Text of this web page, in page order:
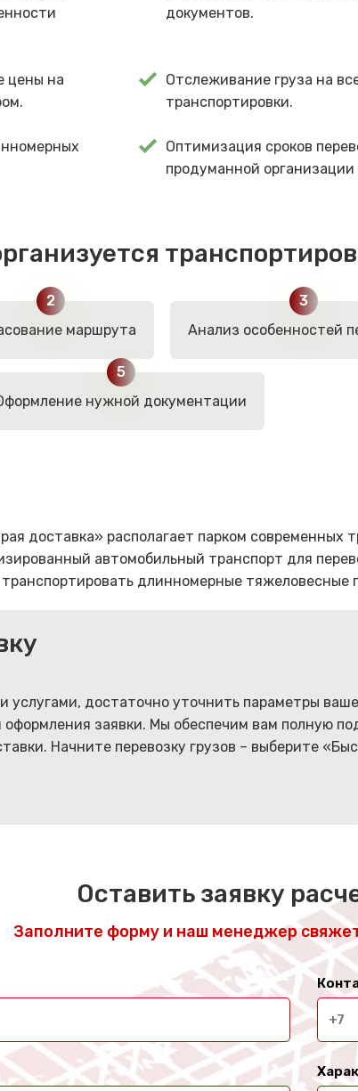
документов.
цены на
Отслеживание груза на
транспортировки.
Оптимизация сроков
продуманной организации
маршрута Анализ особенностей
нужной документации
доставка» располагает парком
автомобильный транспорт для
длинномерные тяжеловесные
услугами, достаточно уточнить параметры
заявки. Мы обеспечим вам полную
Начните перевозку грузов – выберите
Оставить заявку
Заполните форму и наш менеджер